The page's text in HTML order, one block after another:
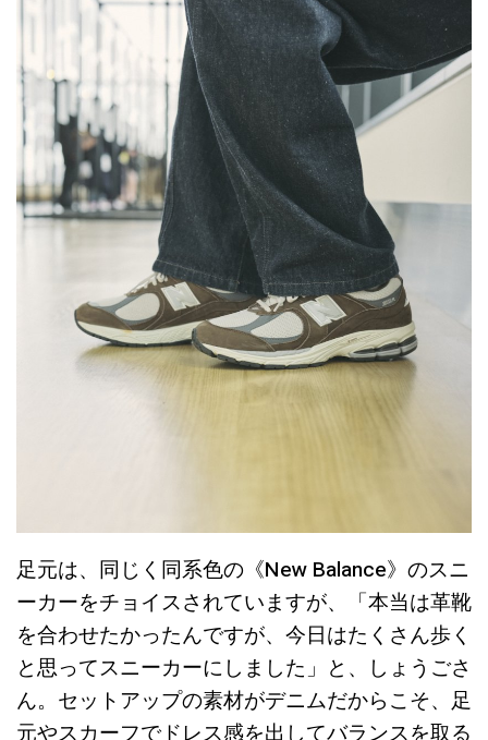
足元は、同じく同系色の《New Balance》のスニ
ーカーをチョイスされていますが、「本当は革靴
を合わせたかったんですが、今日はたくさん歩く
と思ってスニーカーにしました」と、しょうごさ
ん。セットアップの素材がデニムだからこそ、足